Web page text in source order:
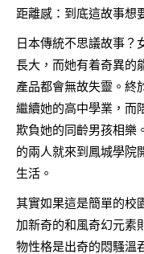
距離感：到底這故事想
日本傳統不思議故事？
長大，而她有着奇異的
產品都會無故失靈。終
繼續她的高中學業，而
欺負她的同齡男孩相樂
的兩人就來到鳳城學院
生活。
其實如果這是簡單的校
加新奇的和風奇幻元素
物性格是出奇的悶騷溫